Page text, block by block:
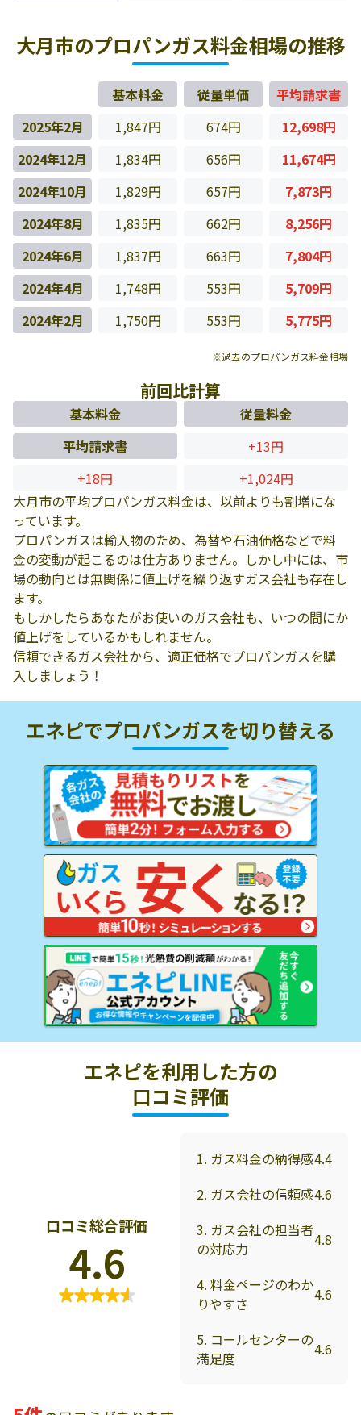
大月市のプロパンガス料金相場の推移
基本料金 従量単価
平均請求書
2025年2月
1,847円 674円
12,698円
2024年12月
1,834円 656円
11,674円
2024年10月
1,829円 657円
7,873円
2024年8月
1,835円 662円
8,256円
2024年6月
1,837円 663円
7,804円
2024年4月
1,748円 553円
5,709円
2024年2月
1,750円 553円 5,775円
※過去のプロパンガス料金相場
前回比計算
基本料金
従量料金
平均請求書
+13円
+18円
+1,024円
大月市の平均プロパンガス料金は、以前よりも割増にな
っています。
プロパンガスは輸入物のため、為替や石油価格などで料
金の変動が起こるのは仕方ありません。しかし中には、市
場の動向とは無関係に値上げを繰り返すガス会社も存在し
ます。
もしかしたらあなたがお使いのガス会社も、いつの間にか
値上げをしているかもしれません。
信頼できるガス会社から、適正価格でプロパンガスを購
入しましょう！
エネピでプロパンガスを切り替える
エネピを利用した方の
口コミ評価
口コミ総合評価
4.6
1. ガス料金の納得感4.4
2. ガス会社の信頼感4.6
3. ガス会社の担当者
の対応力
4.8
4. 料金ページのわか
りやすさ
4.6
5. コールセンターの
満足度
4.6